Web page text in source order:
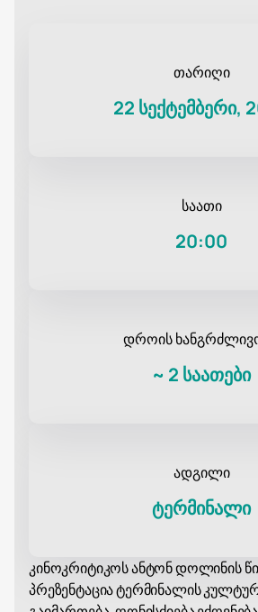
თარიღი
22 სექტემბერი,
საათი
20:00
დროის
~ 2 საათები
ადგილი
ტერმინალი
კინოკრიტიკოს ანტონ დოლინის
პრეზენტაცია ტერმინალის